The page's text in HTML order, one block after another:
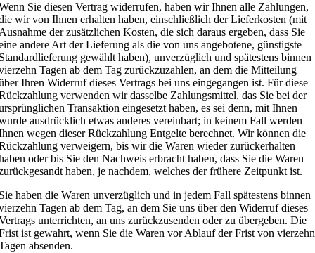
Sie diesen Vertrag widerrufen, haben wir Ihnen alle Zahlungen,
wir von Ihnen erhalten haben, einschließlich der Lieferkosten (mit
der zusätzlichen Kosten, die sich daraus ergeben, dass Sie
andere Art der Lieferung als die von uns angebotene, günstigste
gewählt haben), unverzüglich und spätestens binnen
Tagen ab dem Tag zurückzuzahlen, an dem die Mitteilung
Ihren Widerruf dieses Vertrags bei uns eingegangen ist. Für diese
verwenden wir dasselbe Zahlungsmittel, das Sie bei der
Transaktion eingesetzt haben, es sei denn, mit Ihnen
ausdrücklich etwas anderes vereinbart; in keinem Fall werden
wegen dieser Rückzahlung Entgelte berechnet. Wir können die
verweigern, bis wir die Waren wieder zurückerhalten
oder bis Sie den Nachweis erbracht haben, dass Sie die Waren
haben, je nachdem, welches der frühere Zeitpunkt ist.
haben die Waren unverzüglich und in jedem Fall spätestens binnen
Tagen ab dem Tag, an dem Sie uns über den Widerruf dieses
unterrichten, an uns zurückzusenden oder zu übergeben. Die
ist gewahrt, wenn Sie die Waren vor Ablauf der Frist von vierzehn
absenden.